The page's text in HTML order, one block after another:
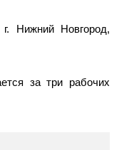
Нижний Новгород,
за три рабочих